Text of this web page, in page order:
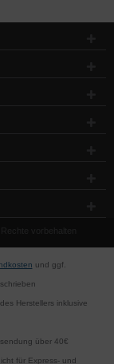
vorbehalten
und ggf.
Herstellers inklusive
über 40€
für Express- und